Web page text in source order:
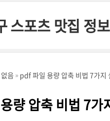
스포츠 맛집 정보
음 pdf 파일 용량 압축 비법 7가지
량 압축 비법 7가